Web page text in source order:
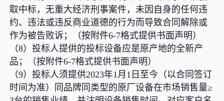
取中标，无重大经济刑事案件，未因自身的任何违
约、违法或违反商业道德的行为而导致合同解除或
作为被告败诉；（按附件6-7格式提供书面声明）
（8）投标人提供的投标设备应是原产地的全新产
品；（按附件6-7格式提供书面声明）
（9）投标人须提供2023年1月1日至今（以合同签订
时间为准）同品牌同类型的原厂设备在市场销售量≥